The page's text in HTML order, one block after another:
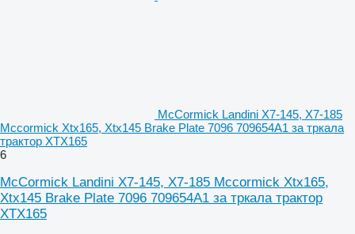
McCormick Landini X7-145, X7-185
Mccormick Xtx165, Xtx145 Brake Plate 7096 709654A1 за тркала
трактор XTX165
6
McCormick Landini X7-145, X7-185 Mccormick Xtx165,
Xtx145 Brake Plate 7096 709654A1 за тркала трактор
XTX165